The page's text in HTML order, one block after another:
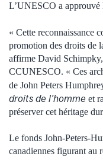
L’UNESCO a
« Cette reconnaissance
promotion des droits de
affirme David
CCUNESCO. « Ces
de John Peters
droits de l’homme et
préserver cet héritage
Le fonds John-Peters-
canadiennes figurant au